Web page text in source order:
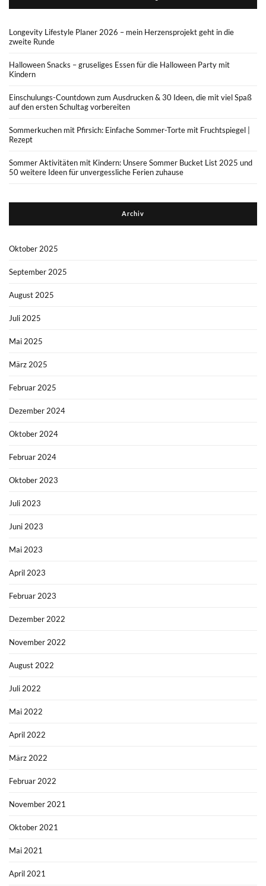
Longevity Lifestyle Planer 2026 – mein Herzensprojekt geht in die
zweite Runde
Halloween Snacks – gruseliges Essen für die Halloween Party mit
Kindern
Einschulungs-Countdown zum Ausdrucken & 30 Ideen, die mit viel Spaß
auf den ersten Schultag vorbereiten
Sommerkuchen mit Pfirsich: Einfache Sommer-Torte mit Fruchtspiegel |
Rezept
Sommer Aktivitäten mit Kindern: Unsere Sommer Bucket List 2025 und
50 weitere Ideen für unvergessliche Ferien zuhause
Archiv
Oktober 2025
September 2025
August 2025
Juli 2025
Mai 2025
März 2025
Februar 2025
Dezember 2024
Oktober 2024
Februar 2024
Oktober 2023
Juli 2023
Juni 2023
Mai 2023
April 2023
Februar 2023
Dezember 2022
November 2022
August 2022
Juli 2022
Mai 2022
April 2022
März 2022
Februar 2022
November 2021
Oktober 2021
Mai 2021
April 2021